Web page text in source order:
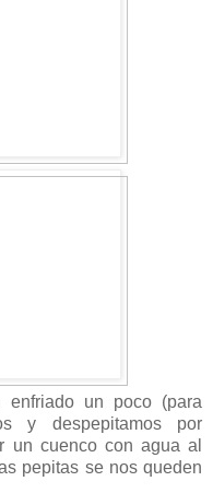
enfriado un poco (para
y despepitamos por
un cuenco con agua al
pepitas se nos queden